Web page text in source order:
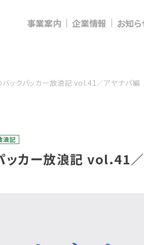
事業案内 企業情報 お知ら
バックパッカー放浪記 vol.41／アヤナパ編
浪記
ッカー放浪記 vol.41